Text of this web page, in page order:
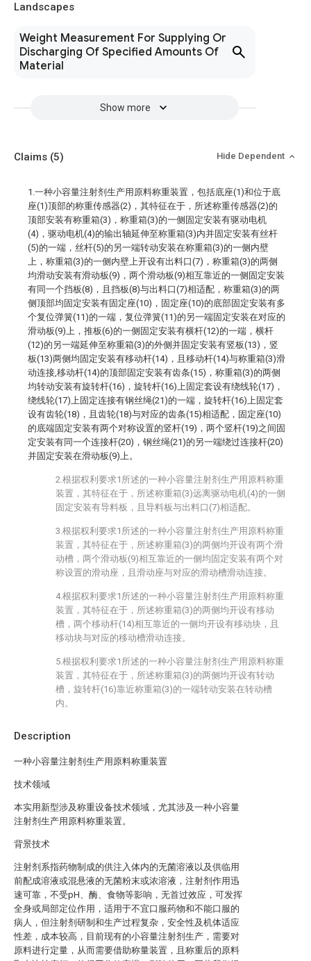
Landscapes
Weight Measurement For Supplying Or
Discharging Of Specified Amounts Of
Material
Show more
Description
一种小容量注射剂生产用原料称重装置
技术领域
本实用新型涉及称重设备技术领域，尤其涉及一种小容量
注射剂生产用原料称重装置。
背景技术
注射剂系指药物制成的供注入体内的无菌溶液以及供临用
前配成溶液或混悬液的无菌粉末或浓溶液，注射剂作用迅
速可靠，不受pH、酶、食物等影响，无首过效应，可发挥
全身或局部定位作用，适用于不宜口服药物和不能口服的
病人，但注射剂研制和生产过程复杂，安全性及机体适应
性差，成本较高，目前现有的小容量注射剂生产，需要对
原料进行定量，从而需要借助称量装置，且称重后的原料
Claims (5) Hide Dependent
1.一种小容量注射剂生产用原料称重装置，包括底座(1)和位于底
座(1)顶部的称重传感器(2)，其特征在于，所述称重传感器(2)的
顶部安装有称重箱(3)，称重箱(3)的一侧固定安装有驱动电机
(4)，驱动电机(4)的输出轴延伸至称重箱(3)内并固定安装有丝杆
(5)的一端，丝杆(5)的另一端转动安装在称重箱(3)的一侧内壁
上，称重箱(3)的一侧内壁上开设有出料口(7)，称重箱(3)的两侧
均滑动安装有滑动板(9)，两个滑动板(9)相互靠近的一侧固定安装
有同一个挡板(8)，且挡板(8)与出料口(7)相适配，称重箱(3)的两
侧顶部均固定安装有固定座(10)，固定座(10)的底部固定安装有多
个复位弹簧(11)的一端，复位弹簧(11)的另一端固定安装在对应的
滑动板(9)上，推板(6)的一侧固定安装有横杆(12)的一端，横杆
(12)的另一端延伸至称重箱(3)的外侧并固定安装有竖板(13)，竖
板(13)两侧均固定安装有移动杆(14)，且移动杆(14)与称重箱(3)滑
动连接,移动杆(14)的顶部固定安装有齿条(15)，称重箱(3)的两侧
均转动安装有旋转杆(16)，旋转杆(16)上固定套设有绕线轮(17)，
绕线轮(17)上固定连接有钢丝绳(21)的一端，旋转杆(16)上固定套
设有齿轮(18)，且齿轮(18)与对应的齿条(15)相适配，固定座(10)
的底端固定安装有两个对称设置的竖杆(19)，两个竖杆(19)之间固
定安装有同一个连接杆(20)，钢丝绳(21)的另一端绕过连接杆(20)
并固定安装在滑动板(9)上。
2.根据权利要求1所述的一种小容量注射剂生产用原料称重
装置，其特征在于，所述称重箱(3)远离驱动电机(4)的一侧
固定安装有导料板，且导料板与出料口(7)相适配。
3.根据权利要求1所述的一种小容量注射剂生产用原料称重
装置，其特征在于，所述称重箱(3)的两侧均开设有两个滑
动槽，两个滑动板(9)相互靠近的一侧均固定安装有两个对
称设置的滑动座，且滑动座与对应的滑动槽滑动连接。
4.根据权利要求1所述的一种小容量注射剂生产用原料称重
装置，其特征在于，所述称重箱(3)的两侧均开设有移动
槽，两个移动杆(14)相互靠近的一侧均开设有移动块，且
移动块与对应的移动槽滑动连接。
5.根据权利要求1所述的一种小容量注射剂生产用原料称重
装置，其特征在于，所述称重箱(3)的两侧均开设有转动
槽，旋转杆(16)靠近称重箱(3)的一端转动安装在转动槽
内。